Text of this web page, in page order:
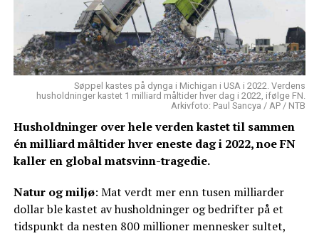
Søppel kastes på dynga i Michigan i USA i 2022. Verdens
husholdninger kastet 1 milliard måltider hver dag i 2022, ifølge FN.
Arkivfoto: Paul Sancya / AP / NTB
Husholdninger over hele verden kastet til sammen
én milliard måltider hver eneste dag i 2022, noe FN
kaller en global matsvinn-tragedie.
Natur og miljø: Mat verdt mer enn tusen milliarder
dollar ble kastet av husholdninger og bedrifter på et
tidspunkt da nesten 800 millioner mennesker sultet,